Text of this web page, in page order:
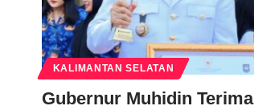
KALIMANTAN SELATAN
Gubernur Muhidin Terima